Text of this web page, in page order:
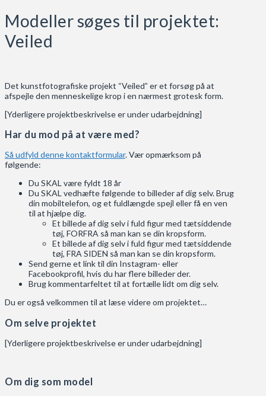
Modeller søges til projektet:
Veiled
Det kunstfotografiske projekt “Veiled” er et forsøg på at
afspejle den menneskelige krop i en nærmest grotesk form.
[Yderligere projektbeskrivelse er under udarbejdning]
Har du mod på at være med?
Så udfyld denne kontaktformular. Vær opmærksom på
følgende:
Du SKAL være fyldt 18 år
Du SKAL vedhæfte følgende to billeder af dig selv. Brug
din mobiltelefon, og et fuldlængde spejl eller få en ven
til at hjælpe dig.
Et billede af dig selv i fuld figur med tætsiddende
tøj, FORFRA så man kan se din kropsform.
Et billede af dig selv i fuld figur med tætsiddende
tøj, FRA SIDEN så man kan se din kropsform.
Send gerne et link til din Instagram- eller
Facebookprofil, hvis du har flere billeder der.
Brug kommentarfeltet til at fortælle lidt om dig selv.
Du er også velkommen til at læse videre om projektet…
Om selve projektet
[Yderligere projektbeskrivelse er under udarbejdning]
Om dig som model